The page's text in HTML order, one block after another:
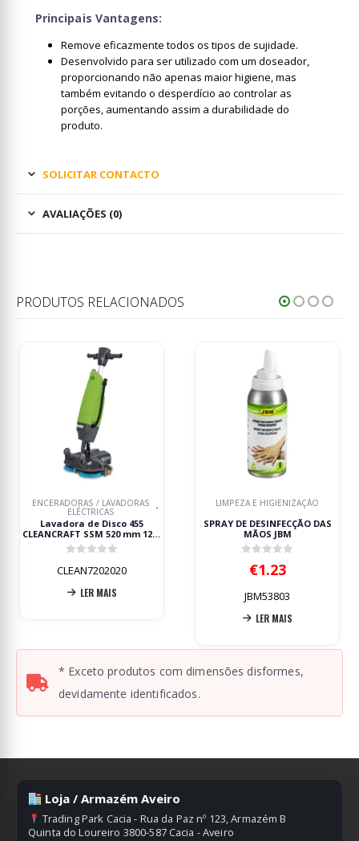
Principais Vantagens:
Remove eficazmente todos os tipos de sujidade.
Desenvolvido para ser utilizado com um doseador,
proporcionando não apenas maior higiene, mas
também evitando o desperdício ao controlar as
porções, aumentando assim a durabilidade do
produto.
SOLICITAR CONTACTO
AVALIAÇÕES (0)
PRODUTOS RELACIONADOS
LIMPEZA E HIGIENIZAÇÃO
SPRAY DE DESINFECÇÃO DAS
MÃOS JBM
€1.23
JBM53803
LIMPEZA E HIGIENIZAÇÃO
PULVERIZADOR DESINFETANTE
DE SUPERFÍCIE 1L JBM
€6.15
JBM53828
ADICIONAR
* Exceto produtos com dimensões disformes,
devidamente identificados.
Loja / Armazém Aveiro
Trading Park Cacia - Rua da Paz nº 123, Armazém B
Quinta do Loureiro 3800-587 Cacia - Aveiro